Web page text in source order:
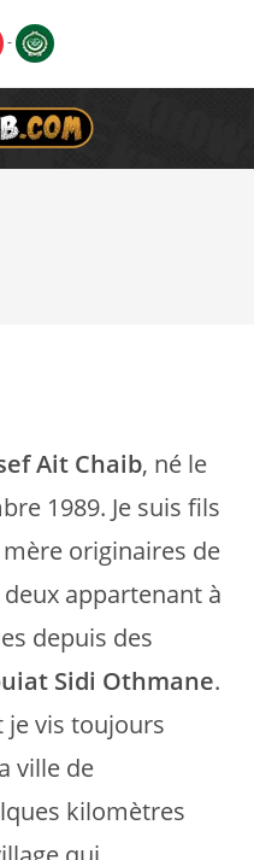
-
Ait Chaib, né le
1989. Je suis fils
mère originaires de
appartenant à
depuis des
Sidi Othmane.
je vis toujours
ville de
kilomètres